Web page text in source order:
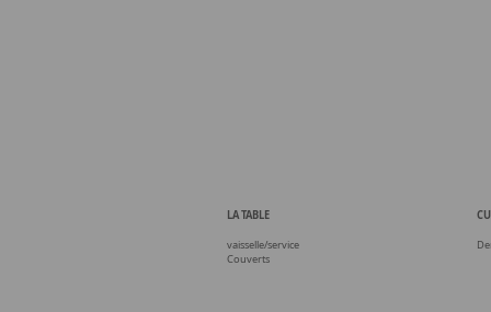
LA TABLE
vaisselle/service
Couverts